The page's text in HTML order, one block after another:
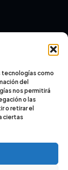
tecnologías como
del
nos permitirá
o las
o retirar el
ciertas